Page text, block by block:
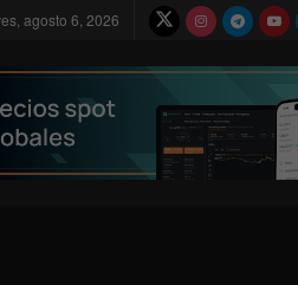
agosto 6, 2026